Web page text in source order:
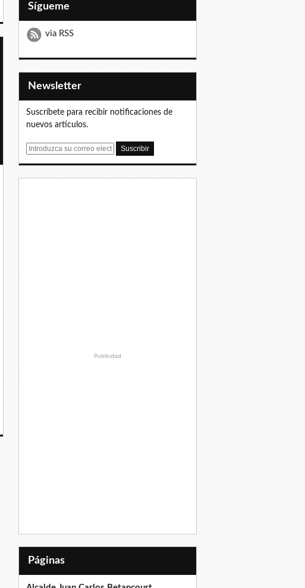
Sígueme
via RSS
Newsletter
Suscríbete para recibir notificaciones de
nuevos artículos.
E
Publicidad
Páginas